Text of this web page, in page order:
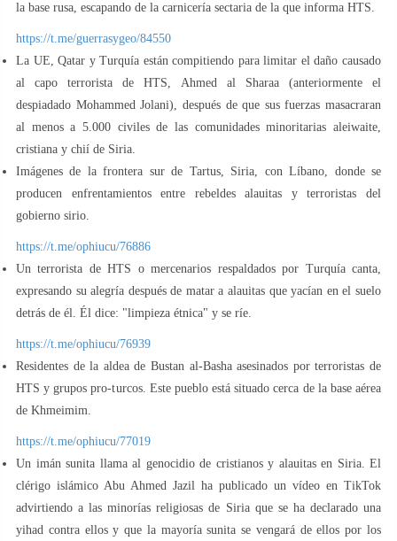
la base rusa, escapando de la carnicería sectaria de la que informa HTS.
https://t.me/guerrasygeo/84550
La UE, Qatar y Turquía están compitiendo para limitar el daño causado
al capo terrorista de HTS, Ahmed al Sharaa (anteriormente el
despiadado Mohammed Jolani), después de que sus fuerzas masacraran
al menos a 5.000 civiles de las comunidades minoritarias aleiwaite,
cristiana y chií de Siria.
Imágenes de la frontera sur de Tartus, Siria, con Líbano, donde se
producen enfrentamientos entre rebeldes alauitas y terroristas del
gobierno sirio.
https://t.me/ophiucu/76886
Un terrorista de HTS o mercenarios respaldados por Turquía canta,
expresando su alegría después de matar a alauitas que yacían en el suelo
detrás de él. Él dice: "limpieza étnica" y se ríe.
https://t.me/ophiucu/76939
Residentes de la aldea de Bustan al-Basha asesinados por terroristas de
HTS y grupos pro-turcos. Este pueblo está situado cerca de la base aérea
de Khmeimim.
https://t.me/ophiucu/77019
Un imán sunita llama al genocidio de cristianos y alauitas en Siria. El
clérigo islámico Abu Ahmed Jazil ha publicado un vídeo en TikTok
advirtiendo a las minorías religiosas de Siria que se ha declarado una
yihad contra ellos y que la mayoría sunita se vengará de ellos por los